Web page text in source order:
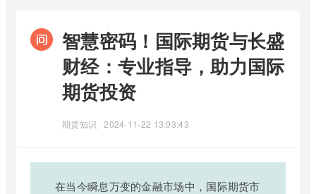
智慧密码！国际期货与长盛
财经：专业指导，助力国际
期货投资
期货知识 2024-11-22 13:03:43
在当今瞬息万变的金融市场中，国际期货市